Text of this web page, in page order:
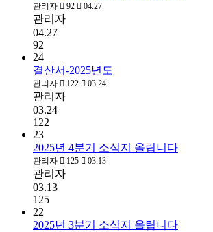
관리자 92 04.27
관리자
04.27
92
24
결산서-2025년도
관리자 122 03.24
관리자
03.24
122
23
2025년 4분기 소식지 올립니다
관리자 125 03.13
관리자
03.13
125
22
2025년 3분기 소식지 올립니다